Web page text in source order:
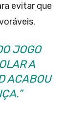
evitar que
JOGO
A
ACABOU